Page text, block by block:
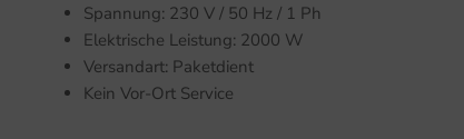
Spannung: 230 V / 50 Hz / 1 Ph
Elektrische Leistung: 2000 W
Versandart: Paketdient
Kein Vor-Ort Service